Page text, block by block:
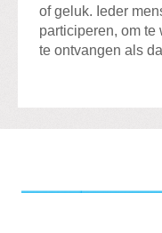
of geluk. Ieder
participeren, om te
te ontvangen als